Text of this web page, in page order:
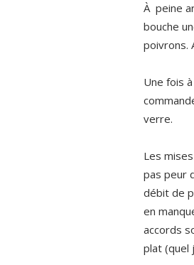
À peine
bouche
poivrons.
Une fois
verre.
Les
pas peur
débit de
en
accords
plat (quel